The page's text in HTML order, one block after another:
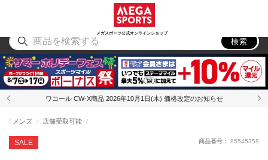
メガスポーツ公式オンラインショップ
アウトドア
検索
ワコール CW-X商品 2026年10月1日(木) 価格改定のお知らせ
SALE
メンズ 店舗受取可能
商品番号： 85545358